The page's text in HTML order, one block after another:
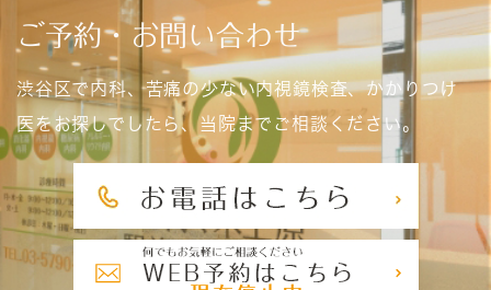
ご予約・お問い合わせ
渋谷区で内科、苦痛の少ない内視鏡検査、かかりつけ
医をお探しでしたら、当院までご相談ください。